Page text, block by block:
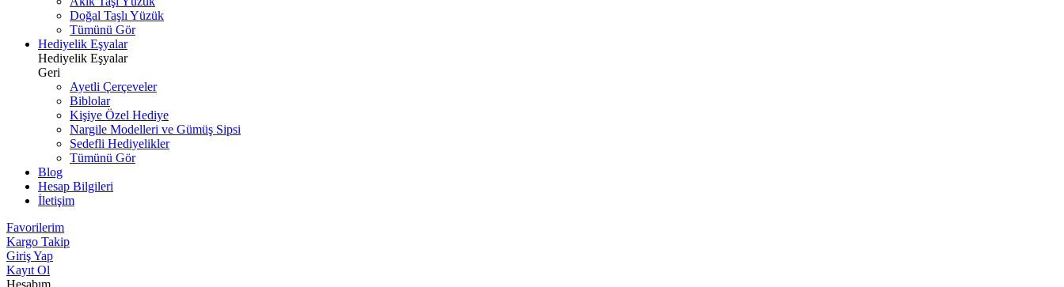
Doğal Taşlı Yüzük
Tümünü Gör
Hediyelik Eşyalar
Hediyelik Eşyalar
Geri
Ayetli Çerçeveler
Biblolar
Kişiye Özel Hediye
Nargile Modelleri ve Gümüş Sipsi
Sedefli Hediyelikler
Tümünü Gör
Blog
Hesap Bilgileri
İletişim
Favorilerim
Kargo Takip
Giriş Yap
Kayıt Ol
Hesabım